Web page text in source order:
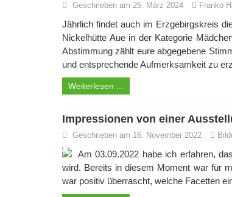
Geschrieben am 25. März 2024 Franko
Jährlich findet auch im Erzgebirgskreis
Nickelhütte Aue in der Kategorie
Abstimmung zählt eure abgegebene
und entsprechende Aufmerksamkeit zu
Weiterlesen ...
Impressionen von einer
Geschrieben am 16. November 2022
Am 03.09.2022 habe ich erfahren,
wird. Bereits in diesem Moment war für
war positiv überrascht, welche Facetten